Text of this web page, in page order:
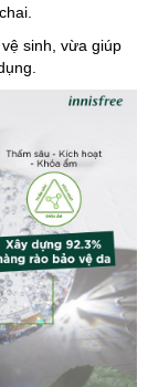
sinh, vừa giúp